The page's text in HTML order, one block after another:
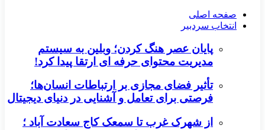
صفحه اصلی
انتخاب سردبیر
پایان عصر هنگ کردن؛ وبلین به سیستم
مدیریت محتوای حرفه ای ارتقا پیدا کرد!
تأثیر فضای مجازی بر ارتباطات انسان‌ها؛
فرصتی برای تعامل و آشنایی در دنیای دیجیتال
از شهرک غرب تا سمعک کاج سعادت آباد ؛